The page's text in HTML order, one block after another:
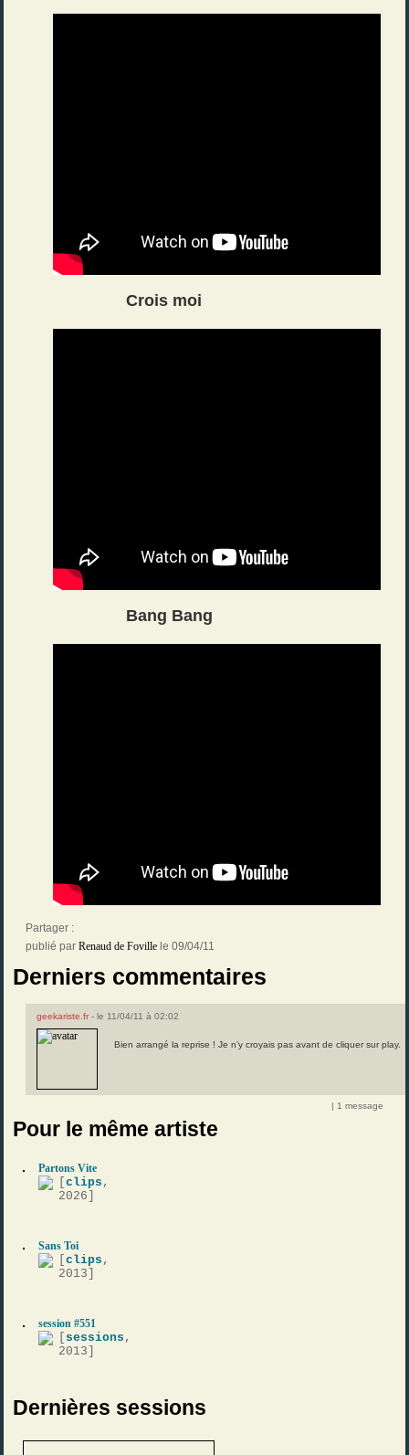
Crois moi
Bang Bang
Partager :
publié par Renaud de Foville le 09/04/11
Derniers commentaires
geekariste.fr - le 11/04/11 à 02:02
Bien arrangé la reprise ! Je n’y croyais pas avant de cliquer sur play.
| 1 message
Pour le même artiste
Partons Vite
[clips ,
2026]
Sans Toi
[clips ,
2013]
session #551
sessions ,
2013]
Dernières sessions